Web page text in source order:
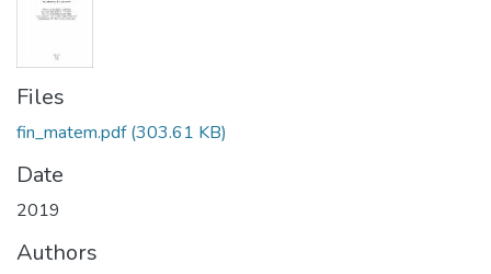
Files
fin_matem.pdf(303.61 KB)
Date
2019
Authors